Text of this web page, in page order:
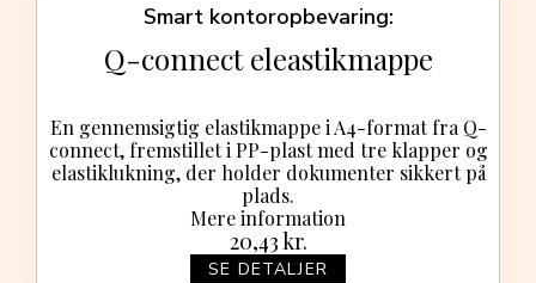
Smart kontoropbevaring
Q-connect eleastikmappe
En gennemsigtig elastikmappe i A4-format fra Q-
connect, fremstillet i PP-plast med tre klapper og
elastiklukning, der holder dokumenter sikkert på
plads.
20,43kr.
SE DETALJER
Mere information